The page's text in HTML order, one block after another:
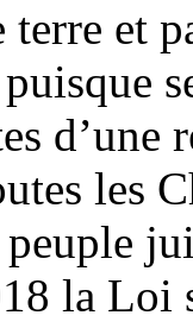
terre et
les
la